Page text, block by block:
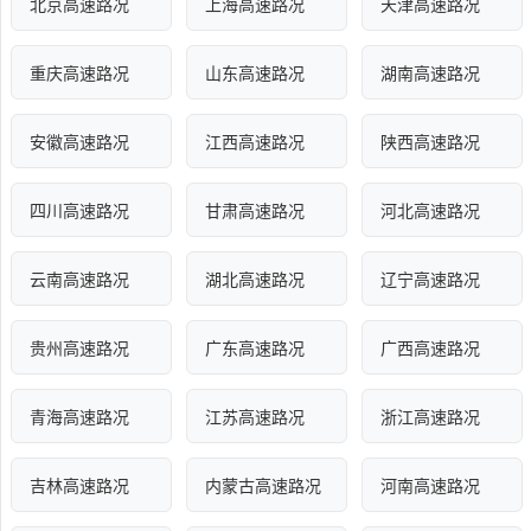
北京高速路况 上海高速路况 天津高速路况
重庆高速路况 山东高速路况 湖南高速路况
安徽高速路况 江西高速路况 陕西高速路况
四川高速路况 甘肃高速路况 河北高速路况
云南高速路况 湖北高速路况 辽宁高速路况
贵州高速路况 广东高速路况 广西高速路况
青海高速路况 江苏高速路况 浙江高速路况
吉林高速路况 内蒙古高速路况 河南高速路况